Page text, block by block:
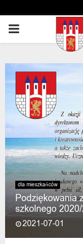
PRIMARY
dla mieszkańców
Podziękowania
szkolnego
2021-07-01